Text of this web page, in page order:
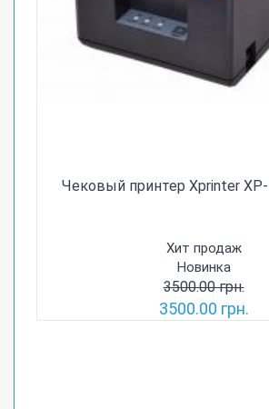
Чековый принтер Xprinter XP-
Хит продаж
Новинка
3500.00 грн.
3500.00 грн.